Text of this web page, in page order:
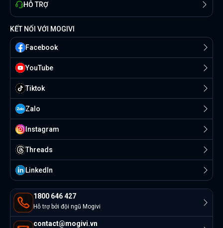
HỖ TRỢ
1800 646 427
Hỗ trợ bởi đội ngũ Mogivi
contact@mogivi.vn
KẾT NỐI VỚI MOGIVI
Facebook
YouTube
Tiktok
Zalo
Instagram
Threads
Linkedln